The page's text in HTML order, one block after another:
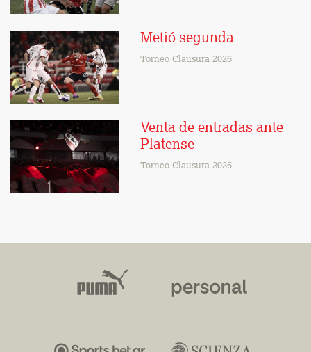
Metió segunda
Torneo Clausura 2026
Venta de entradas ante
Platense
Torneo Clausura 2026